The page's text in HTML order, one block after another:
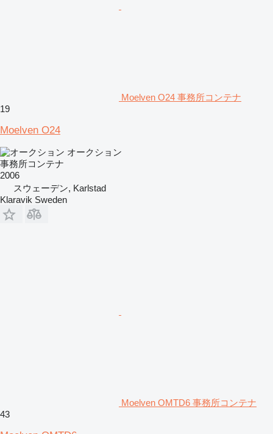
Moelven O24 事務所コンテナ
19
Moelven O24
オークション
事務所コンテナ
2006
スウェーデン, Karlstad
Klaravik Sweden
Moelven OMTD6 事務所コンテナ
43